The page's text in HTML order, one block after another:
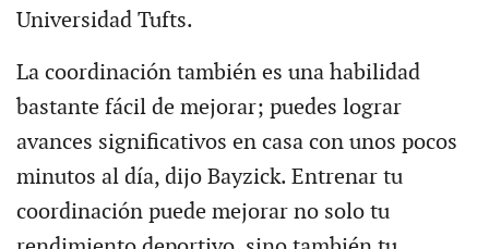
Universidad Tufts.
La coordinación también es una habilidad
bastante fácil de mejorar; puedes lograr
avances significativos en casa con unos pocos
minutos al día, dijo Bayzick. Entrenar tu
coordinación puede mejorar no solo tu